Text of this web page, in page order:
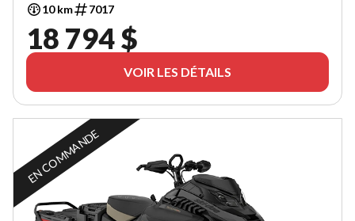
10 km 7017
18 794 $
VOIR LES DÉTAILS
EN COMMANDE